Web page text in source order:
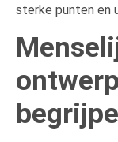
sterke punten en